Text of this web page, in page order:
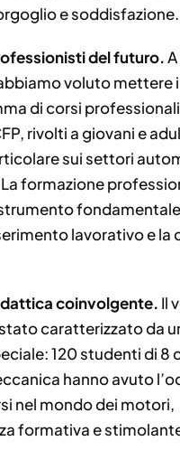
e soddisfazione.
del futuro.A
voluto mettere
di corsi
rivolti a giovani e
sui settori
formazione
lavorativo e la
coinvolgente. Il
caratterizzato da
120 studenti di 8
hanno avuto
nel mondo dei motori,
formativa e